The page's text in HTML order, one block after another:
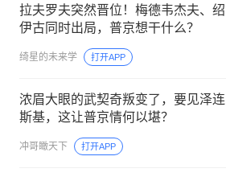
拉夫罗夫突然晋位！梅德韦杰夫、绍
伊古同时出局，普京想干什么？
绮星的未来学 打开APP
浓眉大眼的武契奇叛变了，要见泽连
斯基，这让普京情何以堪？
冲哥瞰天下 打开APP